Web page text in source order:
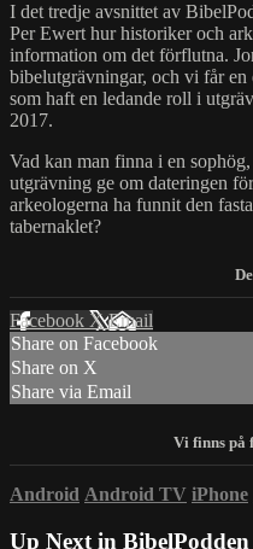
⁣I det tredje avsnittet av
Per Ewert hur historiker och
information om det förflutna.
bibelutgrävningar, och vi får
som haft en ledande roll i
2017.
Vad kan man finna i en
utgrävning ge om dateringen
arkeologerna ha funnit den
tabernaklet?
Facebook XEmail
Share on Facebook
Share on X
Share via Email
Android Android TV iPhone
Up Next in BibelPodden